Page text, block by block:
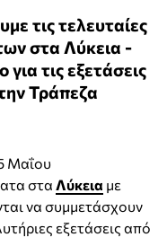
τις τελευταίες
στα Λύκεια -
τις εξετάσεις
Τράπεζα
Μαΐου
στα Λύκεια με
να συμμετάσχουν
εξετάσεις από